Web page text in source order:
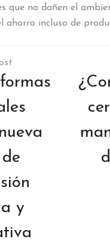
que no dañen el
ahorro incluso de
y